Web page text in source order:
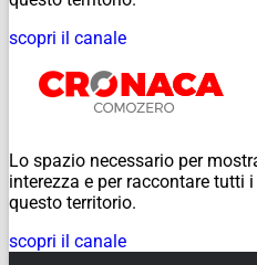
scopri il canale
Lo spazio necessario per
interezza e per raccontare tutti
questo territorio.
scopri il canale